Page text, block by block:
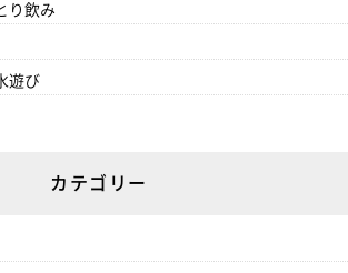
り飲み
遊び
カテゴリー